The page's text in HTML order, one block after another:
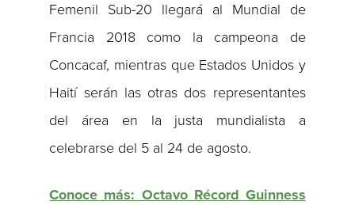
Femenil Sub-20 llegará al Mundial de
Francia 2018 como la campeona de
Concacaf, mientras que Estados Unidos y
Haití serán las otras dos representantes
del área en la justa mundialista a
celebrarse del 5 al 24 de agosto.
Conoce más: Octavo Récord Guinness